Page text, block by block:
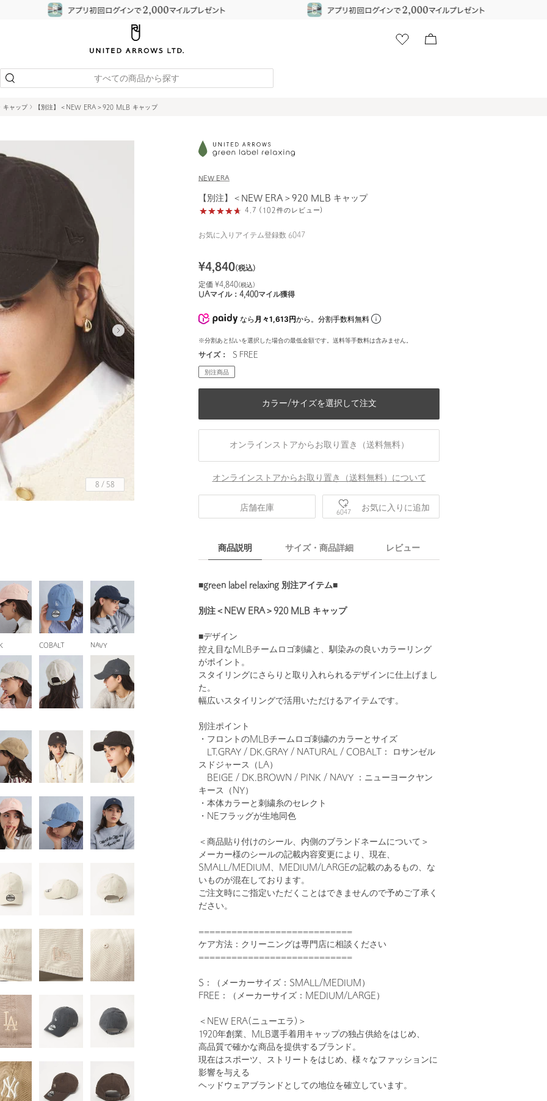
すべての商品から探す
キャップ 【別注】＜NEW ERA＞920 MLB キャップ
8 / 58
COBALT NAVY
NEW ERA
【別注】＜NEW ERA＞920 MLB キャップ
4.7 (102件のレビュー)
お気に入りアイテム登録数 6047
¥4,840(税込)
定価 ¥4,840(税込)
UAマイル： 4,400マイル獲得
なら 月々1,613円から。分割手数料無料
※分割あと払いを選択した場合の最低金額です。送料等手数料は含みません。
サイズ： S FREE
別注商品
カラー/サイズを選択して注文
オンラインストアからお取り置き（送料無料）
オンラインストアからお取り置き（送料無料）について
店舗在庫
6047 お気に入りに追加
商品説明 サイズ・商品詳細 レビュー
■green label relaxing 別注アイテム■
別注＜NEW ERA＞920 MLB キャップ
■デザイン
控え目なMLBチームロゴ刺繍と、馴染みの良いカラーリング
がポイント。
スタイリングにさらりと取り入れられるデザインに仕上げまし
た。
幅広いスタイリングで活用いただけるアイテムです。
別注ポイント
・フロントのMLBチームロゴ刺繍のカラーとサイズ
LT.GRAY / DK.GRAY / NATURAL / COBALT： ロサンゼル
スドジャース（LA）
BEIGE / DK.BROWN / PINK / NAVY ：ニューヨークヤン
キース（NY）
・本体カラーと刺繍糸のセレクト
・NEフラッグが生地同色
＜商品貼り付けのシール、内側のブランドネームについて＞
メーカー様のシールの記載内容変更により、現在、
SMALL/MEDIUM、MEDIUM/LARGEの記載のあるもの、な
いものが混在しております。
ご注文時にご指定いただくことはできませんので予めご了承く
ださい。
============================
ケア方法：クリーニングは専門店に相談ください
============================
S：（メーカーサイズ：SMALL/MEDIUM）
FREE：（メーカーサイズ：MEDIUM/LARGE）
＜NEW ERA(ニューエラ)＞
1920年創業、MLB選手着用キャップの独占供給をはじめ、
高品質で確かな商品を提供するブランド。
現在はスポーツ、ストリートをはじめ、様々なファッションに
影響を与える
ヘッドウェアブランドとしての地位を確立しています。
DK.GRAY